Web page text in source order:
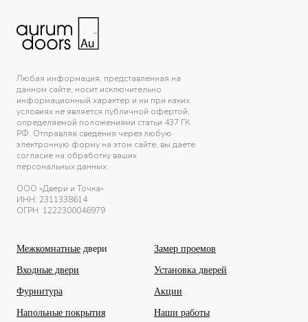
Любая информация, представленная на
данном сайте, носит исключительно
информационный характер и ни при каких
условиях не является публичной офертой,
определяемой положениями статьи 437 ГК
РФ. Отправляя сведения через любую
электронную форму на этом сайте, вы даете
согласие на обработку ваших
персональных данных.
ООО «Двери и Точка»
ИНН: 2311338614
ОГРН: 1222300046979
Межкомнатные двери
Входные двери
Фурнитура
Напольные покрытия
Замер проемов
Установка дверей
Акции
Наши работы